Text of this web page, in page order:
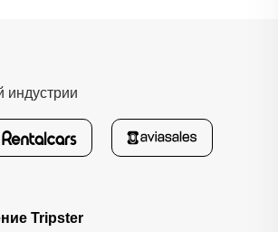
индустрии
Tripster